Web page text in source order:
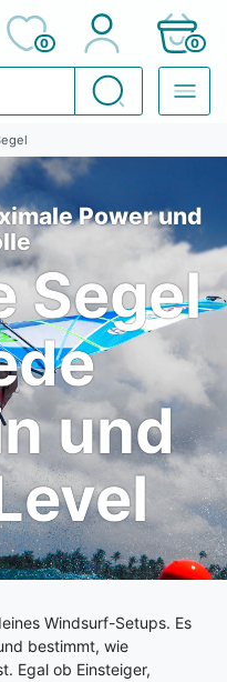
Suchen
0 0
Power und
Segel
und
Windsurf-Setups. Es
bestimmt, wie
Egal ob Einsteiger,